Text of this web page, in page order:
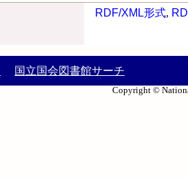
RDF/XML形式,
国立国会図書館サーチ
Copyright ©